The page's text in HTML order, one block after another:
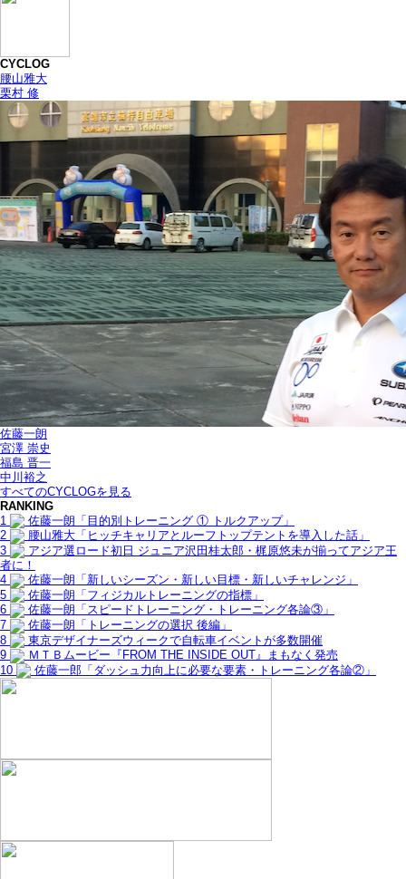
CYCLOG
腰山雅大
栗村 修
佐藤一朗
宮澤 崇史
福島 晋一
中川裕之
すべてのCYCLOGを見る
RANKING
1
佐藤一朗「目的別トレーニング ① トルクアップ」
2
腰山雅大「ヒッチキャリアとルーフトップテントを導入した話」
3
アジア選ロード初日 ジュニア沢田桂太郎・梶原悠未が揃ってアジア王
者に！
4
佐藤一朗「新しいシーズン・新しい目標・新しいチャレンジ」
5
佐藤一朗「フィジカルトレーニングの指標」
6
佐藤一朗「スピードトレーニング・トレーニング各論③」
7
佐藤一朗「トレーニングの選択 後編」
8
東京デザイナーズウィークで自転車イベントが多数開催
9
ＭＴＢムービー『FROM THE INSIDE OUT』まもなく発売
10
佐藤一郎「ダッシュ力向上に必要な要素・トレーニング各論②」